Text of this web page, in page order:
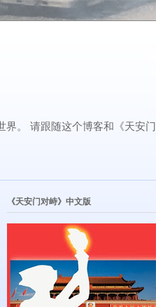
界。 请跟随这个博客和《天安门
《天安门对峙》中文版